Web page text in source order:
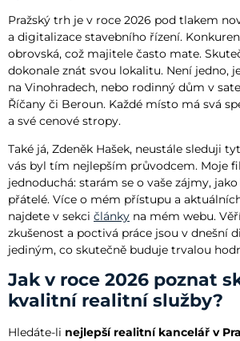
Pražský trh je v roce 2026 pod tlakem
a digitalizace stavebního řízení.
obrovská, což majitele často mate.
dokonale znát svou lokalitu. Není jedno,
na Vinohradech, nebo rodinný dům v
Říčany či Beroun. Každé místo má svá
a své cenové stropy.
Také já, Zdeněk Hašek, neustále sleduji
vás byl tím nejlepším průvodcem. Moje
jednoduchá: starám se o vaše zájmy,
přátelé. Více o mém přístupu a
najdete v sekci články na mém webu.
zkušenost a poctivá práce jsou v dnešní
jediným, co skutečně buduje trvalou
Jak v roce 2026 poznat
kvalitní realitní služby?
Hledáte-li nejlepší realitní kancelář v